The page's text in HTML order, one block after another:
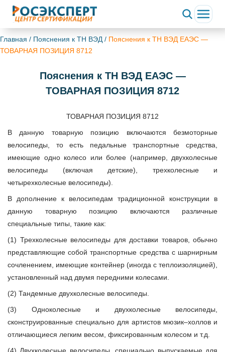
Главная / Пояснения к ТН ВЭД / Пояснения к ТН ВЭД ЕАЭС —
ТОВАРНАЯ ПОЗИЦИЯ 8712
Пояснения к ТН ВЭД ЕАЭС —
ТОВАРНАЯ ПОЗИЦИЯ 8712
ТОВАРНАЯ ПОЗИЦИЯ 8712
В данную товарную позицию включаются безмоторные
велосипеды, то есть педальные транспортные средства,
имеющие одно колесо или более (например, двухколесные
велосипеды (включая детские), трехколесные и
четырехколесные велосипеды).
В дополнение к велосипедам традиционной конструкции в
данную товарную позицию включаются различные
специальные типы, такие как:
(1) Трехколесные велосипеды для доставки товаров, обычно
представляющие собой транспортные средства с шарнирным
сочленением, имеющие контейнер (иногда с теплоизоляцией),
установленный над двумя передними колесами.
(2) Тандемные двухколесные велосипеды.
(3) Одноколесные и двухколесные велосипеды,
сконструированные специально для артистов мюзик–холлов и
отличающиеся легким весом, фиксированным колесом и т.д.